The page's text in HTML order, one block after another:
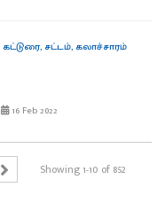
கட்டுரை, சட்டம், கலாச்சாரம்
16 Feb 2022
Showing 1-10 of 852